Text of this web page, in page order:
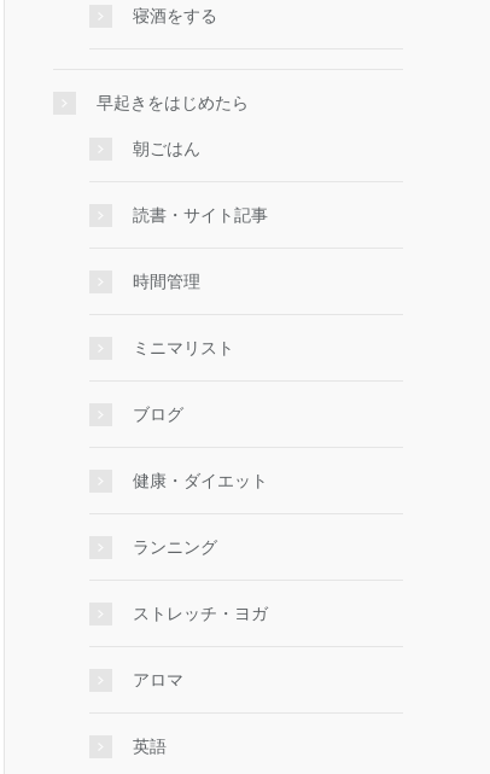
寝酒をする
早起きをはじめたら
朝ごはん
読書・サイト記事
時間管理
ミニマリスト
ブログ
健康・ダイエット
ランニング
ストレッチ・ヨガ
アロマ
英語